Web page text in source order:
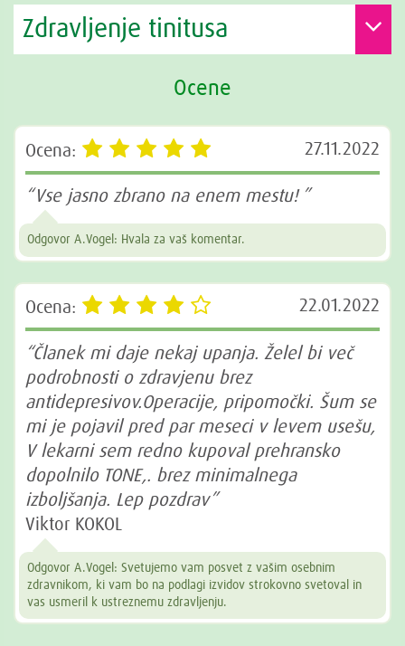
Zdravljenje tinitusa
Ocene
Ocena: 27.11.2022
“Vse jasno zbrano na enem mestu! ”
Odgovor A.Vogel: Hvala za vaš komentar.
Ocena: 22.01.2022
“Članek mi daje nekaj upanja. Želel bi več
podrobnosti o zdravjenu brez
antidepresivov.Operacije, pripomočki. Šum se
mi je pojavil pred par meseci v levem usešu,
V lekarni sem redno kupoval prehransko
dopolnilo TONE,. brez minimalnega
izboljšanja. Lep pozdrav”
Viktor KOKOL
Odgovor A.Vogel: Svetujemo vam posvet z vašim osebnim
zdravnikom, ki vam bo na podlagi izvidov strokovno svetoval in
vas usmeril k ustreznemu zdravljenju.